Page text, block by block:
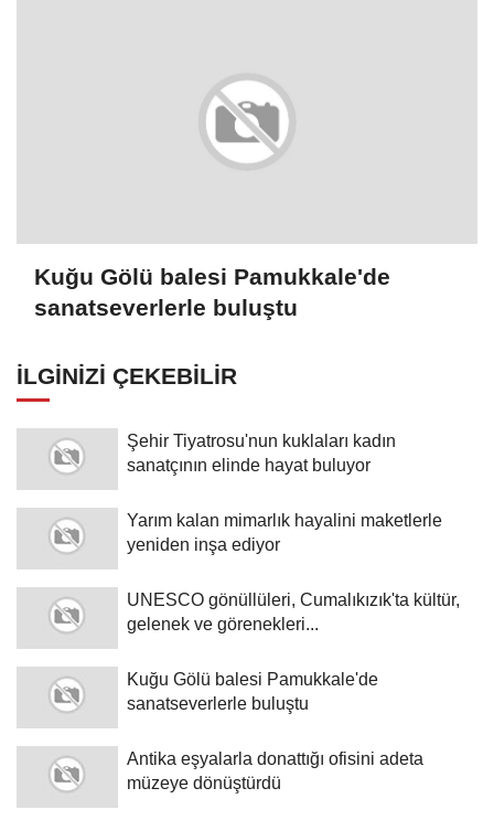
Kuğu Gölü balesi Pamukkale'de
sanatseverlerle buluştu
İLGINIZI ÇEKEBILIR
Şehir Tiyatrosu'nun kuklaları kadın
sanatçının elinde hayat buluyor
Yarım kalan mimarlık hayalini maketlerle
yeniden inşa ediyor
UNESCO gönüllüleri, Cumalıkızık'ta kültür,
gelenek ve görenekleri...
Kuğu Gölü balesi Pamukkale'de
sanatseverlerle buluştu
Antika eşyalarla donattığı ofisini adeta
müzeye dönüştürdü